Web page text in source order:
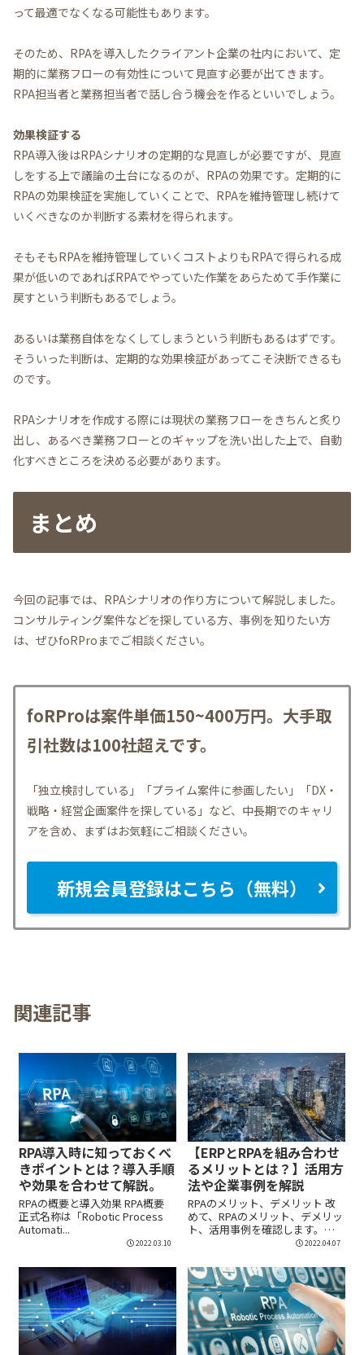
って最適でなくなる可能性もあります。
そのため、RPAを導入したクライアント企業の社内において、定
期的に業務フローの有効性について見直す必要が出てきます。
RPA担当者と業務担当者で話し合う機会を作るといいでしょう。
効果検証する
RPA導入後はRPAシナリオの定期的な見直しが必要ですが、見直
しをする上で議論の土台になるのが、RPAの効果です。定期的に
RPAの効果検証を実施していくことで、RPAを維持管理し続けて
いくべきなのか判断する素材を得られます。
そもそもRPAを維持管理していくコストよりもRPAで得られる成
果が低いのであればRPAでやっていた作業をあらためて手作業に
戻すという判断もあるでしょう。
あるいは業務自体をなくしてしまうという判断もあるはずです。
そういった判断は、定期的な効果検証があってこそ決断できるも
のです。
RPAシナリオを作成する際には現状の業務フローをきちんと炙り
出し、あるべき業務フローとのギャップを洗い出した上で、自動
化すべきところを決める必要があります。
まとめ
今回の記事では、RPAシナリオの作り方について解説しました。
コンサルティング案件などを探している方、事例を知りたい方
は、ぜひfoRProまでご相談ください。
foRProは案件単価150~400万円。大手取
引社数は100社超えです。
「独立検討している」「プライム案件に参画したい」「DX・
戦略・経営企画案件を探している」など、中長期でのキャリ
アを含め、まずはお気軽にご相談ください。
新規会員登録はこちら（無料）
関連記事
RPA導入時に知っておくべ
きポイントとは？導入手順
や効果を合わせて解説。
RPAの概要と導入効果 RPA概要
正式名称は「Robotic Process
Automati...
2022.03.10
【ERPとRPAを組み合わせ
るメリットとは？】活用方
法や企業事例を解説
RPAのメリット、デメリット 改
めて、RPAのメリット、デメリッ
ト、活用事例を確認します。
2022.04.07